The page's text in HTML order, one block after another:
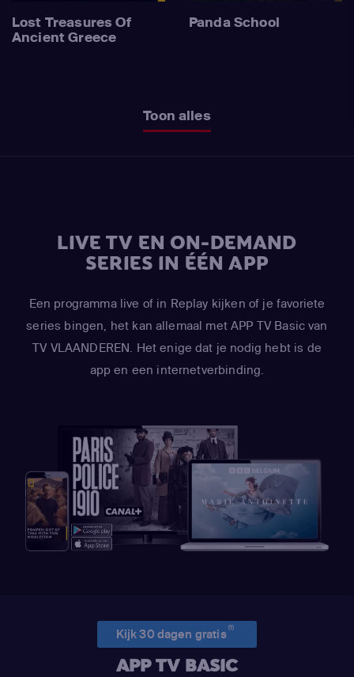
Lost Treasures Of
Ancient Greece
Panda School
Toon alles
LIVE TV EN ON-DEMAND
SERIES IN ÉÉN APP
Een programma live of in Replay kijken of je favoriete
series bingen, het kan allemaal met APP TV Basic van
TV VLAANDEREN. Het enige dat je nodig hebt is de
app en een internetverbinding.
Kijk 30 dagen gratis(1)
APP TV BASIC